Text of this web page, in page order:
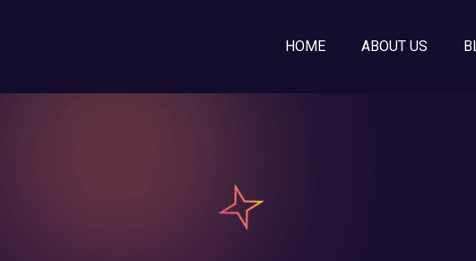
HOME ABOUT US